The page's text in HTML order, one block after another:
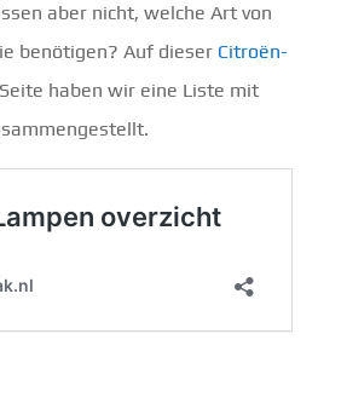
aber nicht, welche Art von
benötigen? Auf dieser Citroën-
Seite haben wir eine Liste mit